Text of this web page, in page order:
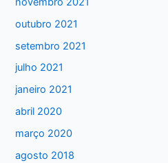
outubro 2021
setembro 2021
julho 2021
janeiro 2021
abril 2020
março 2020
agosto 2018